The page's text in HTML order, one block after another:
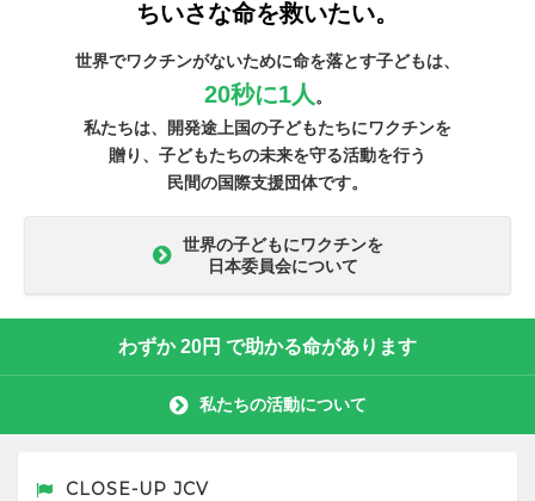
ちいさな命を救いたい。
世界でワクチンがないために命を落とす子どもは、
20秒に1人 。
私たちは、開発途上国の子どもたちにワクチンを
贈り、子どもたちの未来を守る活動を行う
民間の国際支援団体です。
世界の子どもにワクチンを
日本委員会について
わずか20円 で助かる命があります
私たちの活動について
CLOSE-UP JCV